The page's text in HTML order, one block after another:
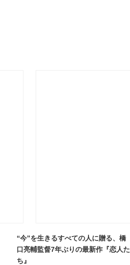
“今”を生きるすべての人に贈る、橋
口亮輔監督7年ぶりの最新作『恋人た
ち』